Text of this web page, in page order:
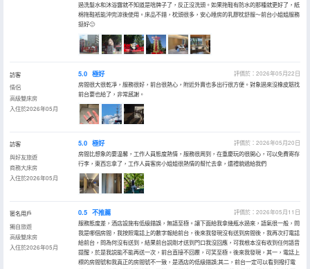
過洗髮水和沐浴露就不知道是啥牌子了，反正沒洗頭。如果拖鞋有防水的那種就更好了，紙
棉拖鞋衹能沖完涼後使用。床品不錯，枕頭很多，安心睡房的乳膠枕舒服～前台小姐姐服務
挺好🙂
訪客
情侶
高級雙床房
入住於2026年05月
5.0 極好
評價於：2026年05月22日
房間很大很乾凈，服務很好，前台很熱心，附近外賣也多出行很方便。對象過來沒橡皮筋找
前台要也給了，非常感謝。
訪客
與好友旅遊
商務大床房
入住於2026年05月
5.0 極好
評價於：2026年05月20日
房間比想象的要温馨，工作人員態度熱情，服務很周到，在重慶玩的很開心，可以免費寄存
行李，東西忘拿了，工作人員客房小姐姐很熱情的幫忙去拿，還禮貌遞給我們
匿名用戶
獨自旅遊
高級雙床房
入住於2026年05月
0.5 不推薦
評價於：2026年05月11日
服務態度差，酒店設施有低級錯誤，無語至極。讓下面給我拿幾瓶水過來，語氣很一般，問
我是哪個房間，我按照電話上的數字報給前台，後來我發現沒有送到房間後，我再次打電話
給前台，問為何沒有送到，結果前台説剛才送到門口我沒回應，可我根本沒有收到任何語音
提醒，於是我説能不能再送一次，前台直接不回覆，可笑至極。後來我發現，其一，電話上
標的房間號和我真正的房間號不一致，是酒店的低級錯誤;其二，前台一定可以看到撥打電